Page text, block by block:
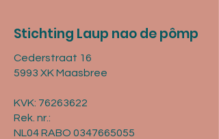
Stichting Laup nao de pômp
Cederstraat 16
5993 XK Maasbree
KVK: 76263622
Rek. nr.:
NL04 RABO 0347665055